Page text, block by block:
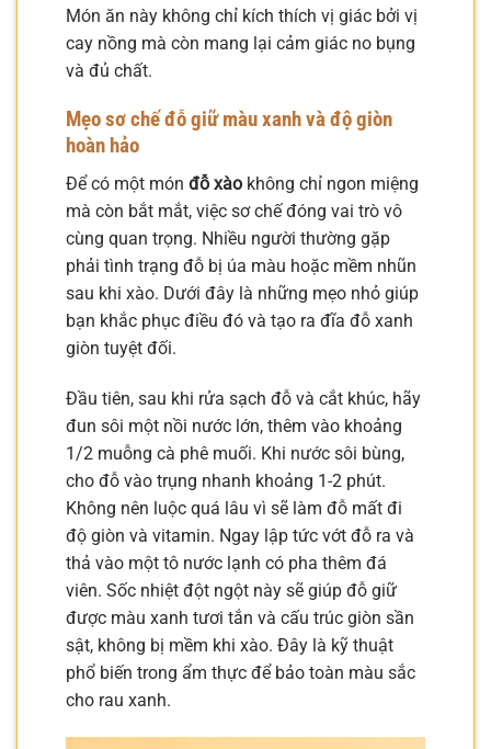
Món ăn này không chỉ kích thích vị giác bởi vị
cay nồng mà còn mang lại cảm giác no bụng
và đủ chất.
Mẹo sơ chế đỗ giữ màu xanh và độ giòn
hoàn hảo
Để có một món đỗ xào không chỉ ngon miệng
mà còn bắt mắt, việc sơ chế đóng vai trò vô
cùng quan trọng. Nhiều người thường gặp
phải tình trạng đỗ bị úa màu hoặc mềm nhũn
sau khi xào. Dưới đây là những mẹo nhỏ giúp
bạn khắc phục điều đó và tạo ra đĩa đỗ xanh
giòn tuyệt đối.
Đầu tiên, sau khi rửa sạch đỗ và cắt khúc, hãy
đun sôi một nồi nước lớn, thêm vào khoảng
1/2 muỗng cà phê muối. Khi nước sôi bùng,
cho đỗ vào trụng nhanh khoảng 1-2 phút.
Không nên luộc quá lâu vì sẽ làm đỗ mất đi
độ giòn và vitamin. Ngay lập tức vớt đỗ ra và
thả vào một tô nước lạnh có pha thêm đá
viên. Sốc nhiệt đột ngột này sẽ giúp đỗ giữ
được màu xanh tươi tắn và cấu trúc giòn sần
sật, không bị mềm khi xào. Đây là kỹ thuật
phổ biến trong ẩm thực để bảo toàn màu sắc
cho rau xanh.